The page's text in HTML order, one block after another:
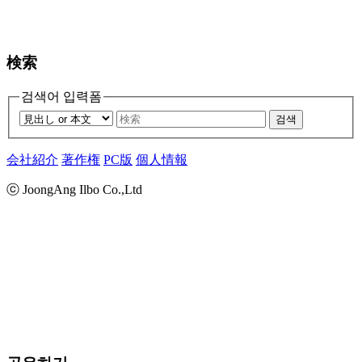
検索
검색어 입력폼
검색
会社紹介 著作権 PC版 個人情報
ⓒ JoongAng Ilbo Co.,Ltd